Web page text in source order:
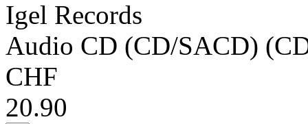
Igel Records
Audio CD (CD/SACD)
CHF
20.90